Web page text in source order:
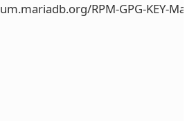
RPM-GPG-KEY-